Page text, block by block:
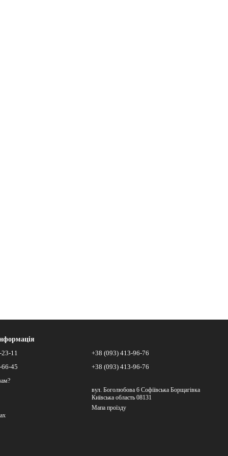
23-11
66-45
+38 (093) 413-96-76
+38 (093) 413-96-76
вул. Боголюбова 6 Софіївська Борщагівка
Київська область 08131
Мапа проїзду